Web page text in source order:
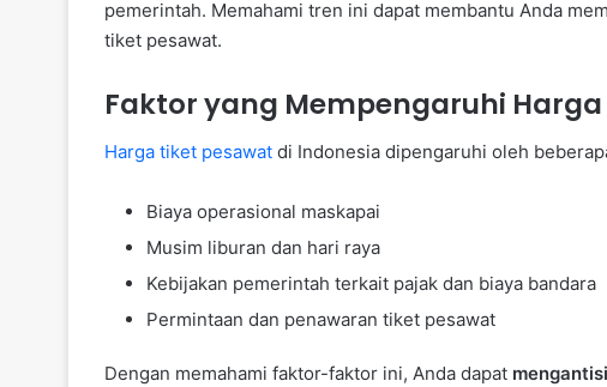
pemerintah. Memahami tren ini dapat membantu Anda
tiket pesawat.
Faktor yang Mempengaruhi Harga
Harga tiket pesawat di Indonesia dipengaruhi oleh
Biaya operasional maskapai
Musim liburan dan hari raya
Kebijakan pemerintah terkait pajak dan biaya bandara
Permintaan dan penawaran tiket pesawat
Dengan memahami faktor-faktor ini, Anda dapat